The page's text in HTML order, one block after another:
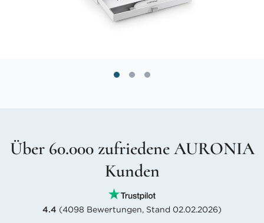
Über 60.000 zufriedene AURONIA
Kunden
4.4 (4098 Bewertungen, Stand 02.02.2026)